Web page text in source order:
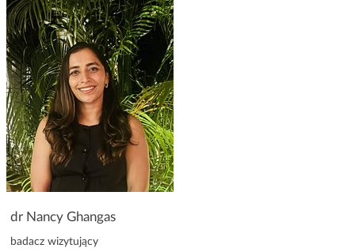
dr Nancy Ghangas
badacz wizytujący